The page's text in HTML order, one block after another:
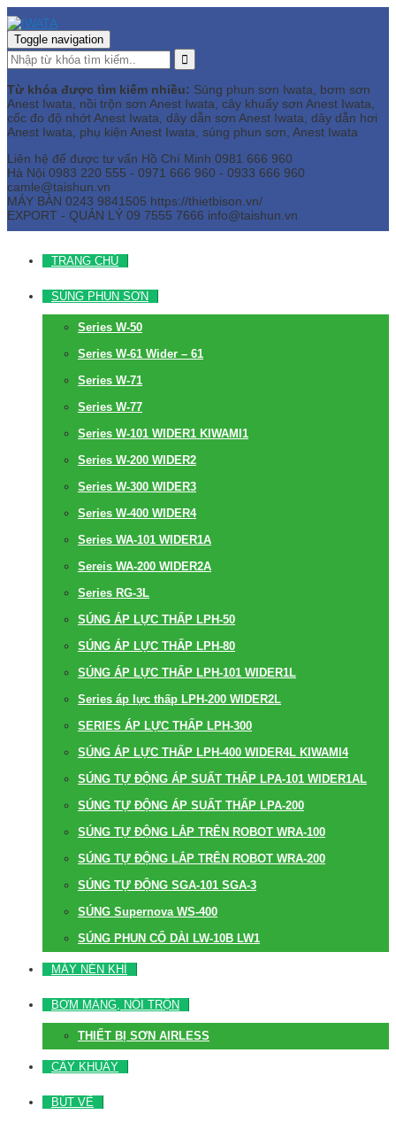
Toggle navigation
Từ khóa được tìm kiếm nhiều: Súng phun sơn Iwata, bơm sơn
Anest Iwata, nồi trộn sơn Anest Iwata, cây khuấy sơn Anest Iwata,
cốc đo độ nhớt Anest Iwata, dây dẫn sơn Anest Iwata, dây dẫn hơi
Anest Iwata, phụ kiện Anest Iwata, súng phun sơn, Anest Iwata
Liên hệ để được tư vấn Hồ Chí Minh 0981 666 960
Hà Nội 0983 220 555 - 0971 666 960 - 0933 666 960
camle@taishun.vn
MÁY BÀN 0243 9841505 https://thietbison.vn/
EXPORT - QUẢN LÝ 09 7555 7666 info@taishun.vn
TRANG CHỦ
SÚNG PHUN SƠN
Series W-50
Series W-61 Wider – 61
Series W-71
Series W-77
Series W-101 WIDER1 KIWAMI1
Series W-200 WIDER2
Series W-300 WIDER3
Series W-400 WIDER4
Series WA-101 WIDER1A
Sereis WA-200 WIDER2A
Series RG-3L
SÚNG ÁP LỰC THẤP LPH-50
SÚNG ÁP LỰC THẤP LPH-80
SÚNG ÁP LỰC THẤP LPH-101 WIDER1L
Series áp lực thấp LPH-200 WIDER2L
SERIES ÁP LỰC THẤP LPH-300
SÚNG ÁP LỰC THẤP LPH-400 WIDER4L KIWAMI4
SÚNG TỰ ĐỘNG ÁP SUẤT THẤP LPA-101 WIDER1AL
SÚNG TỰ ĐỘNG ÁP SUẤT THẤP LPA-200
SÚNG TỰ ĐỘNG LẮP TRÊN ROBOT WRA-100
SÚNG TỰ ĐỘNG LẮP TRÊN ROBOT WRA-200
SÚNG TỰ ĐỘNG SGA-101 SGA-3
SÚNG Supernova WS-400
SÚNG PHUN CỔ DÀI LW-10B LW1
MÁY NÉN KHÍ
BƠM MÀNG, NỒI TRỘN
THIẾT BỊ SƠN AIRLESS
CÂY KHUẤY
BÚT VẼ